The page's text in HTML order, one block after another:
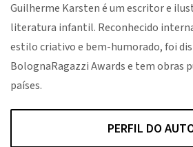
Guilherme Karsten é um escritor e
literatura infantil. Reconhecido
estilo criativo e bem-humorado, foi
BolognaRagazzi Awards e tem obras
países.
PERFIL DO